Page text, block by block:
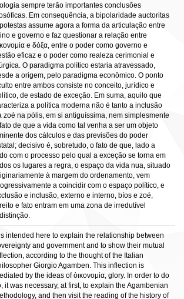
sempre terão importantes conclusões
Em consequência, a bipolaridade auctoritas
assume agora a forma da articulação entre
e governo e faz questionar a relação entre
e δόξα, entre o poder como governo e
eficaz e o poder como realeza cerimonial e
O paradigma político estaria atravessado,
a origem, pelo paradigma econômico. O ponto
entre ambos consiste no conceito, jurídico e
de estado de exceção. Em suma, aquilo que
a política moderna não é tanto a inclusão
zoé na pólis, em si antiguíssima, nem simplesmente
de que a vida como tal venha a ser um objeto
dos cálculos e das previsões do poder
decisivo é, sobretudo, o fato de que, lado a
com o processo pelo qual a exceção se torna em
os lugares a regra, o espaço da vida nua, situado
à margem do ordenamento, vem
a coincidir com o espaço político, e
e inclusão, externo e interno, bíos e zoé,
e fato entram em uma zona de irredutível
is intended here to explain the relationship between
and government and to show their mutual
according to the thought of the Italian
Giorgio Agamben. This inflection is
by the ideas of ὀικονομία, glory. In order to do
it was necessary, at first, to explain the Agambenian
and then visit the reading of the history of